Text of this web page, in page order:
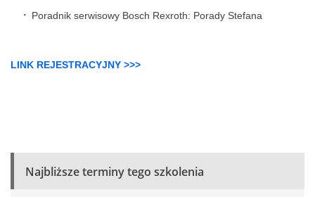
Poradnik serwisowy Bosch Rexroth: Porady Stefana
LINK REJESTRACYJNY >>>
Najbliższe terminy tego szkolenia